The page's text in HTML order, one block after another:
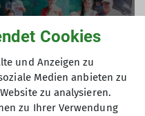
(PDF)
Cup 2024
Cookies
und Anzeigen zu
Medien anbieten zu
zu analysieren.
zu Ihrer Verwendung